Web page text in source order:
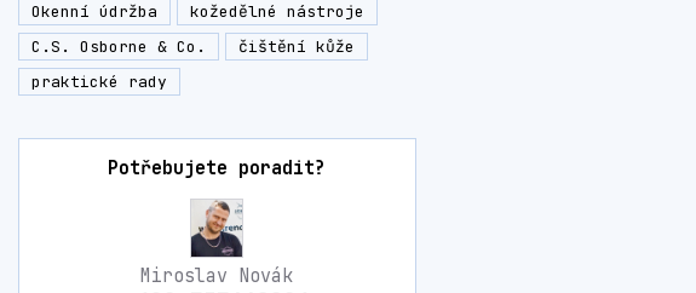
Okenní údržba
kožedělné nástroje
C.S. Osborne & Co.
čištění kůže
praktické rady
Potřebujete poradit?
Miroslav Novák